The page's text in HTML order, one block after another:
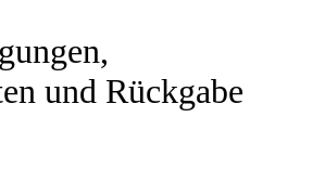
und Rückgabe